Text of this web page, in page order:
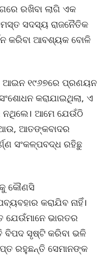
ରଖିବା ଲାଗି ଏକ
ସଦସ୍ୟ ରାଜନୈତିକ
କରିବା ଆବଶ୍ୟକ ବୋଳି
୧୯୬୭ରେ ପ୍ରଣୟନ
କରାଯାଇଥିଲା, ଏ
ନଥିଲେ। ଆମେ ଯେଉଁଠି
ଆତଙ୍କବାଦର
ସଂକଳ୍ପବଦ୍ଧ ରହିଛୁ
କୌଣସି
କରାଯିବ ନାହିଁ।
ଯେଉଁମାନେ ଭାରତର
ବିପଦ ସୃଷ୍ଟି କରିବା ଭଳି
ରହୁଛନ୍ତି ସେମାନଙ୍କ